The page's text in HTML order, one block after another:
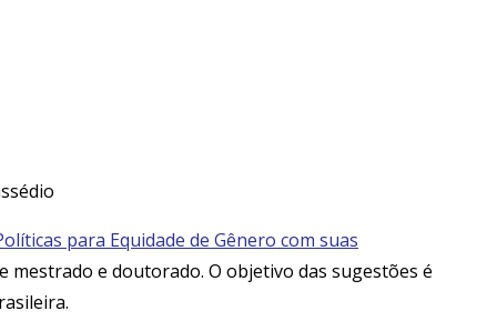
para Equidade de Gênero com suas
mestrado e doutorado. O objetivo das sugestões é